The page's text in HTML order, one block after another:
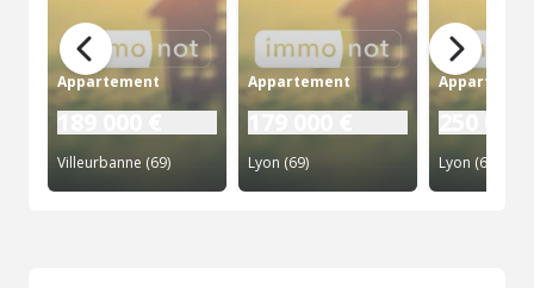
Appartement
189 000 €
Villeurbanne (69)
Appartement
179 000 €
Lyon (69)
250 000
Lyon (69)